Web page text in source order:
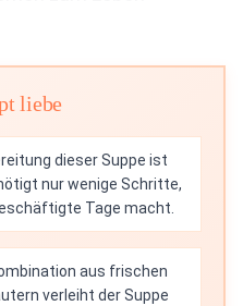
liebe
dieser Suppe ist
nur wenige Schritte,
Tage macht.
aus frischen
verleiht der Suppe